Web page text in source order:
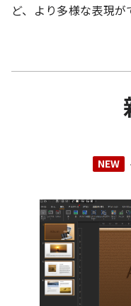
ど、より多様な表現が